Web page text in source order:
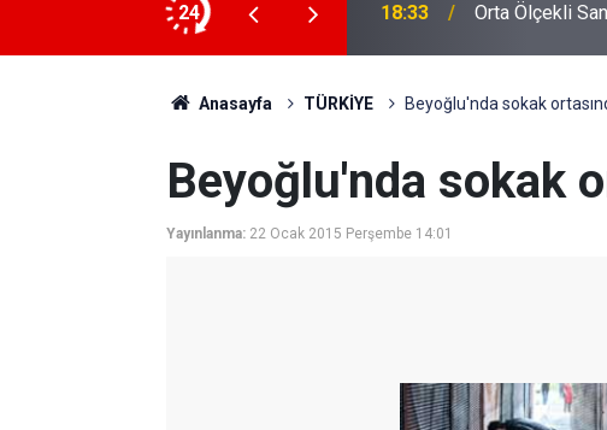
24 18:33 Orta Ölçekli
Anasayfa TÜRKİYE Beyoğlu'nda sokak
Beyoğlu'nda sokak
Yayınlanma: 22 Ocak 2015 Perşembe 14:01